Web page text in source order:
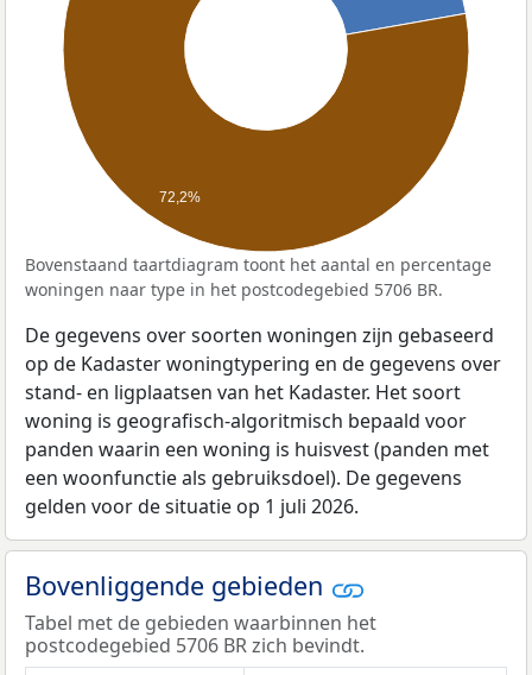
72,2%
Bovenstaand taartdiagram toont het aantal en percentage
woningen naar type in het postcodegebied 5706 BR.
De gegevens over soorten woningen zijn gebaseerd
op de Kadaster woningtypering en de gegevens over
stand- en ligplaatsen van het Kadaster. Het soort
woning is geografisch-algoritmisch bepaald voor
panden waarin een woning is huisvest (panden met
een woonfunctie als gebruiksdoel). De gegevens
gelden voor de situatie op 1 juli 2026.
Bovenliggende gebieden
Tabel met de gebieden waarbinnen het
postcodegebied 5706 BR zich bevindt.